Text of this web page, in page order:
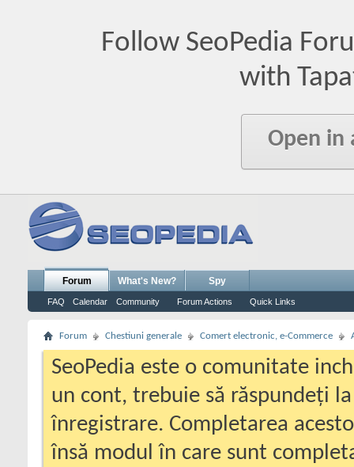
Follow SeoPedia
with
Open in
Forum
FAQ Calendar Community Forum Actions Quick Links
What's New? Spy
Forum Chestiuni generale Comert electronic, e-Commerce
SeoPedia este o comunitate
un cont, trebuie să răspundeți
înregistrare. Completarea
însă modul în care sunt